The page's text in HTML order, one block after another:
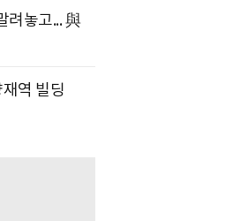
려놓고... 與
역 빌딩